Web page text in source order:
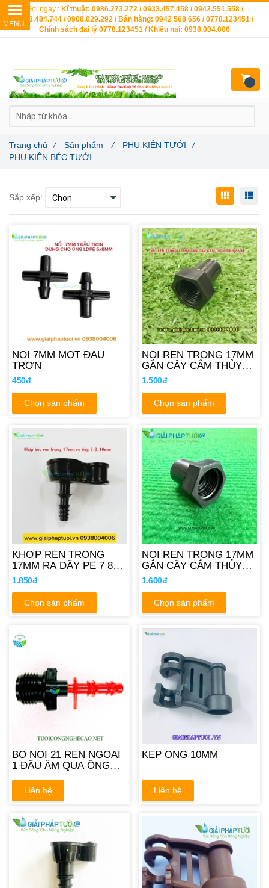
Sắp xếp:
NỐI 7MM MỘT ĐẦU
TRƠN
450đ
Chọn sản phẩm
NỐI REN TRONG 17MM
GẮN CÂY CẮM THỦY
TINH 8MM
1.500đ
Chọn sản phẩm
KHỚP REN TRONG
17MM RA DÂY PE 7 8
10MM
1.850đ
Chọn sản phẩm
NỐI REN TRONG 17MM
GẮN CÂY CẮM THỦY
TINH 12MM
1.600đ
Chọn sản phẩm
BỘ NỐI 21 REN NGOÀI
1 ĐẦU ÂM QUA ỐNG
Liên hệ
KẸP ỐNG 10MM
Liên hệ
Trang chủ / Sản phẩm / PHỤ KIỆN TƯỚI
/
PHỤ KIỆN BÉC TƯỚI
Gọi ngay : Kĩ thuật: 0986.273.272 / 0933.457.458 / 0942.551.558 /
0903.484.744 / 0908.029.292 / Bán hàng: 0942 568 656 / 0778.123451 /
Chính sách đại lý 0778.123451 / Khiếu nại: 0938.004.006